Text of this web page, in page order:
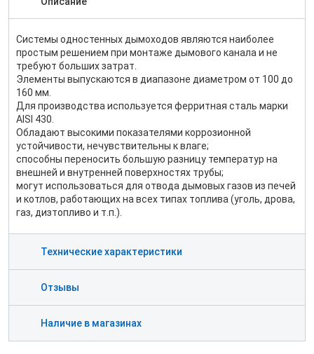
Системы одностенных дымоходов являются наиболее
простым решением при монтаже дымового канала и не
требуют больших затрат.
Элементы выпускаются в диапазоне диаметром от 100 до
160 мм.
Для производства используется ферритная сталь марки
AISI 430.
Обладают высокими показателями коррозионной
устойчивости, нечувствительны к влаге;
способны переносить большую разницу температур на
внешней и внутренней поверхностях трубы;
могут использоваться для отвода дымовых газов из печей
и котлов, работающих на всех типах топлива (уголь, дрова,
газ, дизтопливо и т.п.).
Технические характеристики
Отзывы
Наличие в магазинах